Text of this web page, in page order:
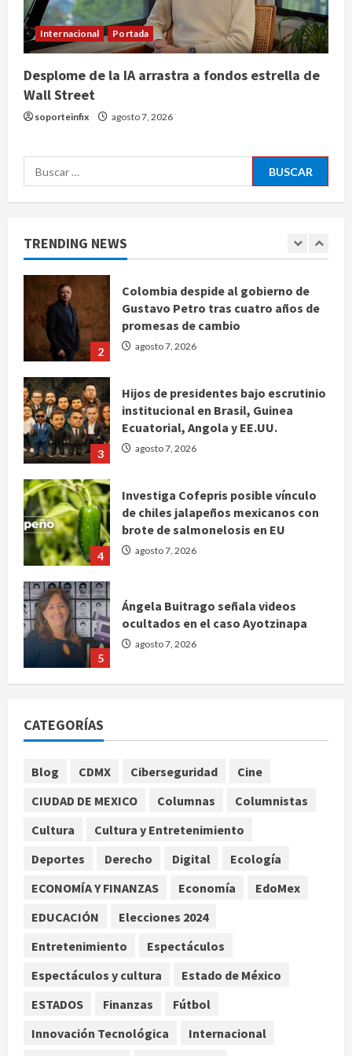
Internacional Portada
Desplome de la IA arrastra a fondos estrella de
Wall Street
soporteinfix agosto 7, 2026
Buscar:
TRENDING NEWS
agosto 7, 2026
5
ocultados en el caso Ayotzinapa
Charlotte FC vs Atlas: Fecha,
horario y canal para ver el partido
Colombia despide al gobierno de
promesas de cambio
agosto 7, 2026
3
Ecuatorial, Angola y EE.UU.
agosto 7, 2026
4
brote de salmonelosis en EU
agosto 7, 2026
5
agosto 7, 2026
1
horario y canal para ver el partido
2
Colombia despide al gobierno de
promesas de cambio
agosto 7, 2026
institucional en Brasil, Guinea
4
Investiga Cofepris posible vínculo
brote de salmonelosis en EU
agosto 7, 2026
CATEGORÍAS
Blog CDMX Ciberseguridad
Cine
CIUDAD DE MEXICO
Columnas
Columnistas
Cultura
Cultura y Entretenimiento
Deportes
Derecho Digital
Ecología
ECONOMÍA Y FINANZAS
Economía
EdoMex
EDUCACIÓN
Elecciones 2024
Entretenimiento
Espectáculos
Espectáculos y cultura
Estado de México
ESTADOS
Finanzas
Fútbol
Innovación Tecnológica
Internacional